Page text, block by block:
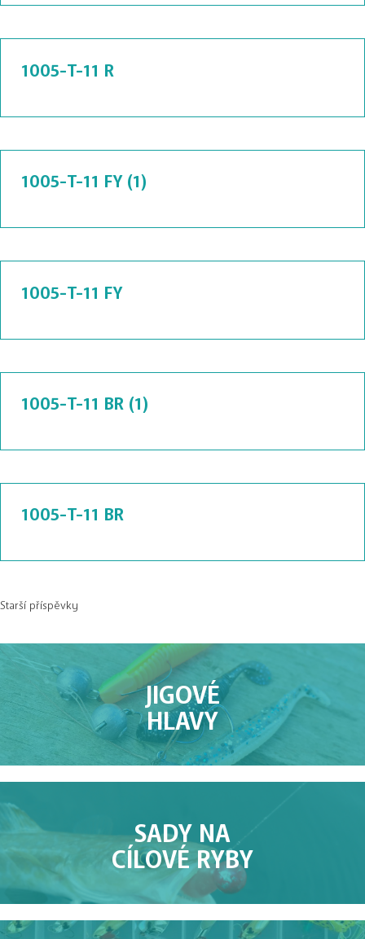
1005-T-11 R
1005-T-11 FY (1)
1005-T-11 FY
1005-T-11 BR (1)
1005-T-11 BR
Navigace
příspěvky
Starší příspěvky
JIGOVÉ
HLAVY
SADY NA
CÍLOVÉ RYBY